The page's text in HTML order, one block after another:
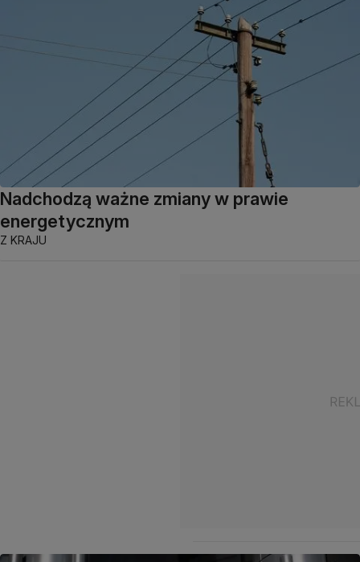
Nadchodzą ważne zmiany w prawie
energetycznym
Z KRAJU